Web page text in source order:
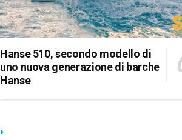
Hanse 510, secondo modello di
uno nuova generazione di barche
Hanse